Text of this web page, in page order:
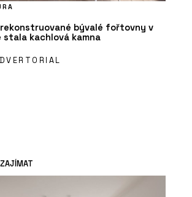
bývalé fořtovny v
stala kachlová kamna